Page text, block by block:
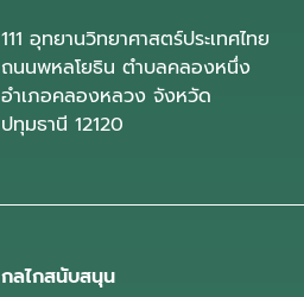
111 อุทยานวิทยาศาสตร์ประเทศไทย
ถนนพหลโยธิน ตำบลคลองหนึ่ง
อำเภอคลองหลวง จังหวัด
ปทุมธานี 12120
กลไกสนับสนุน